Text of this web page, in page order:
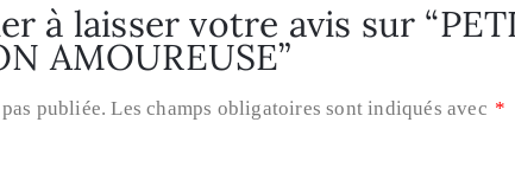
à laisser votre avis sur
AMOUREUSE”
publiée. Les champs obligatoires sont indiqués avec *